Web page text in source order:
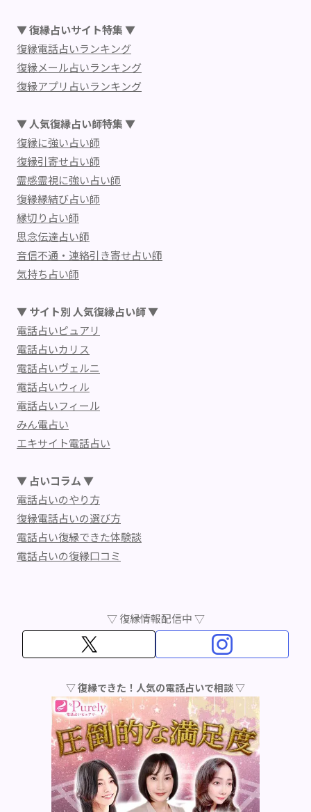
▼ 復縁占いサイト特集 ▼
復縁電話占いランキング
復縁メール占いランキング
復縁アプリ占いランキング
▼ 人気復縁占い師特集 ▼
復縁に強い占い師
復縁引寄せ占い師
霊感霊視に強い占い師
復縁縁結び占い師
縁切り占い師
思念伝達占い師
音信不通・連絡引き寄せ占い師
気持ち占い師
▼ サイト別 人気復縁占い師 ▼
電話占いピュアリ
電話占いカリス
電話占いヴェルニ
電話占いウィル
電話占いフィール
みん電占い
エキサイト電話占い
▼ 占いコラム ▼
電話占いのやり方
復縁電話占いの選び方
電話占い復縁できた体験談
電話占いの復縁口コミ
▽ 復縁情報配信中 ▽
▽ 復縁できた！人気の電話占いで相談 ▽